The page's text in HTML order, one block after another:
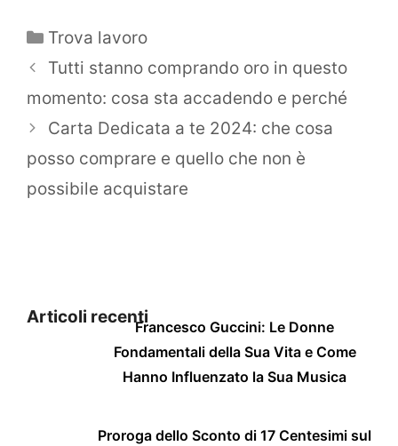
Categorie
Trova lavoro
Tutti stanno comprando oro in questo
momento: cosa sta accadendo e perché
Carta Dedicata a te 2024: che cosa
posso comprare e quello che non è
possibile acquistare
Articoli recentiFrancesco Guccini: Le Donne
Fondamentali della Sua Vita e Come
Hanno Influenzato la Sua Musica
Proroga dello Sconto di 17 Centesimi sul